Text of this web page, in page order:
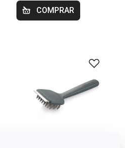
COMPRAR